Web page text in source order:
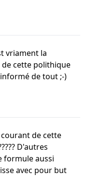
vriament la
cette polithique
de tout ;-)
de cette
D'autres
formule aussi
avec pour but